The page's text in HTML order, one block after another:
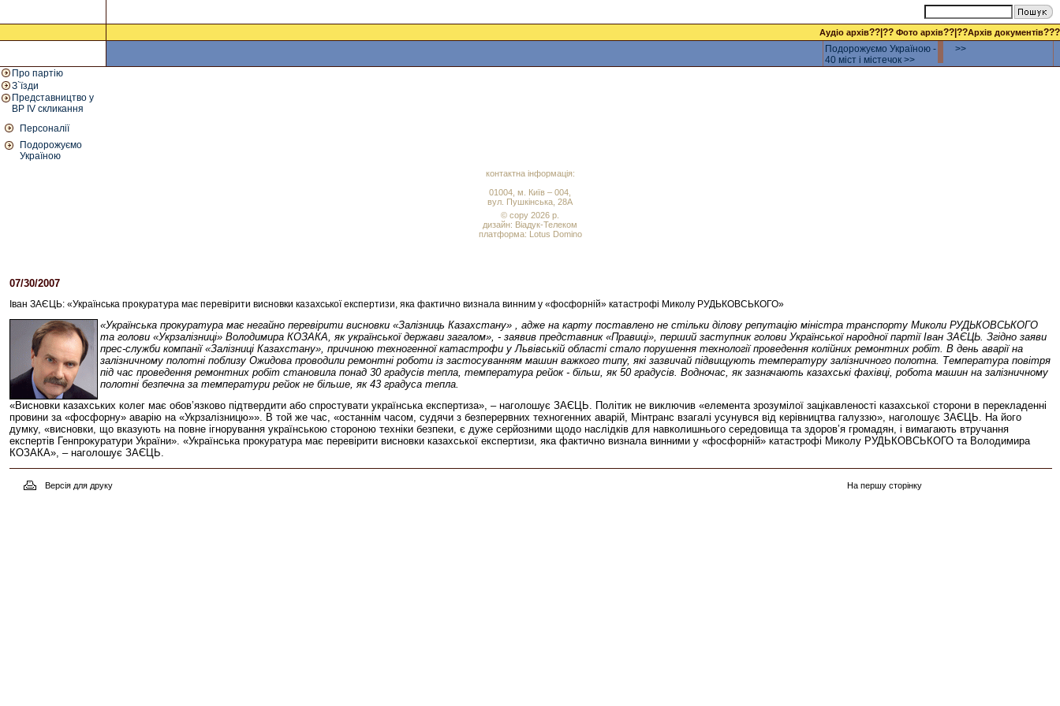
Аудіо архів??|?? Фото архів??|??Архів документів???
Подорожуємо Україною -
40 міст і містечок >>
>>
Про партію
З`їзди
Представництво у
ВР IV скликання
Персоналії
Подорожуємо
Україною
контактна інформація:
01004, м. Київ – 004,
вул. Пушкінська, 28А
© copy 2026 р.
дизайн: Віадук-Телеком
платформа: Lotus Domino
07/30/2007
Іван ЗАЄЦЬ: «Українська прокуратура має перевірити висновки казахської експертизи, яка фактично визнала винним у «фосфорній» катастрофі Миколу РУДЬКОВСЬКОГО»
«Українська прокуратура має негайно перевірити висновки «Залізниць Казахстану» , адже на карту поставлено не стільки ділову репутацію міністра транспорту Миколи РУДЬКОВСЬКОГО
та голови «Укрзалізниці» Володимира КОЗАКА, як української держави загалом», - заявив представник «Правиці», перший заступник голови Української народної партії Іван ЗАЄЦЬ. Згідно заяви
прес-служби компанії «Залізниці Казахстану», причиною техногенної катастрофи у Львівській області стало порушення технології проведення колійних ремонтних робіт. В день аварії на
залізничному полотні поблизу Ожидова проводили ремонтні роботи із застосуванням машин важкого типу, які зазвичай підвищують температуру залізничного полотна. Температура повітря
під час проведення ремонтних робіт становила понад 30 градусів тепла, температура рейок - більш, як 50 градусів. Водночас, як зазначають казахські фахівці, робота машин на залізничному
полотні безпечна за температури рейок не більше, як 43 градуса тепла.
«Висновки казахських колег має обов’язково підтвердити або спростувати українська експертиза», – наголошує ЗАЄЦЬ. Політик не виключив «елемента зрозумілої зацікавленості казахської сторони в перекладенні
провини за «фосфорну» аварію на «Укрзалізницю»». В той же час, «останнім часом, судячи з безперервних техногенних аварій, Мінтранс взагалі усунувся від керівництва галуззю», наголошує ЗАЄЦЬ. На його
думку, «висновки, що вказують на повне ігнорування українською стороною техніки безпеки, є дуже серйозними щодо наслідків для навколишнього середовища та здоров’я громадян, і вимагають втручання
експертів Генпрокуратури України». «Українська прокуратура має перевірити висновки казахської експертизи, яка фактично визнала винними у «фосфорній» катастрофі Миколу РУДЬКОВСЬКОГО та Володимира
КОЗАКА», – наголошує ЗАЄЦЬ.
Версія для друку На першу сторінку